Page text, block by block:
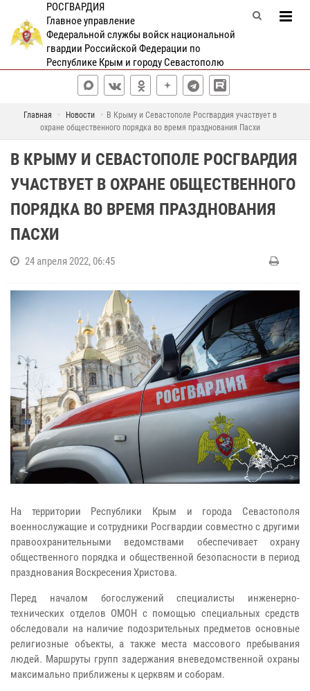
РОСГВАРДИЯ
Главное управление
Федеральной службы войск национальной
гвардии Российской Федерации по
Республике Крым и городу Севастополю
Главная Новости
В Крыму и Севастополе Росгвардия участвует в
охране общественного порядка во время празднования Пасхи
В КРЫМУ И СЕВАСТОПОЛЕ РОСГВАРДИЯ
УЧАСТВУЕТ В ОХРАНЕ ОБЩЕСТВЕННОГО
ПОРЯДКА ВО ВРЕМЯ ПРАЗДНОВАНИЯ
ПАСХИ
24 апреля 2022, 06:45
На территории Республики Крым и города Севастополя
военнослужащие и сотрудники Росгвардии совместно с другими
правоохранительными ведомствами обеспечивает охрану
общественного порядка и общественной безопасности в период
празднования Воскресения Христова.
Перед началом богослужений специалисты инженерно-
технических отделов ОМОН с помощью специальных средств
обследовали на наличие подозрительных предметов основные
религиозные объекты, а также места массового пребывания
людей. Маршруты групп задержания вневедомственной охраны
максимально приближены к церквям и соборам.